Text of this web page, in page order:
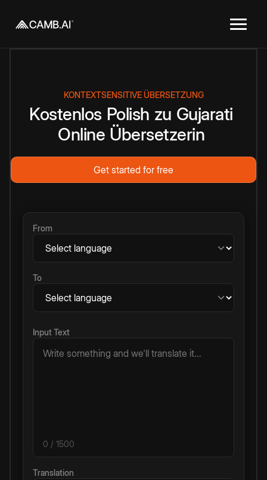
KONTEXTSENSITIVE ÜBERSETZUNG
Kostenlos Polish zu Gujarati
Online Übersetzerin
Get started for free
From
To
Input Text
0 / 1500
Translation